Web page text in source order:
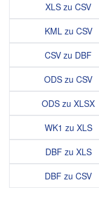
XLS zu CSV
KML zu CSV
CSV zu DBF
ODS zu CSV
ODS zu XLSX
WK1 zu XLS
DBF zu XLS
DBF zu CSV